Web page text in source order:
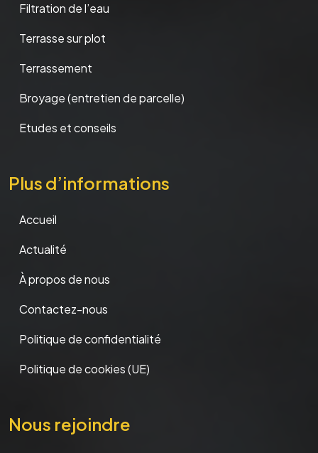
Filtration de l’eau
Terrasse sur plot
Terrassement
Broyage (entretien de parcelle)
Etudes et conseils
Plus d’informations
Accueil
Actualité
À propos de nous
Contactez-nous
Politique de confidentialité
Politique de cookies (UE)
Nous rejoindre